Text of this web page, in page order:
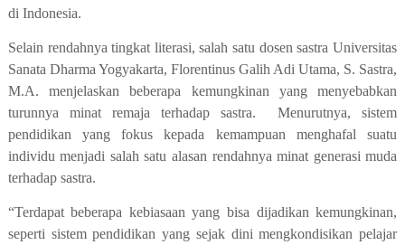
di Indonesia.
Selain rendahnya tingkat literasi, salah satu dosen sastra Universitas
Sanata Dharma Yogyakarta, Florentinus Galih Adi Utama, S. Sastra,
M.A. menjelaskan beberapa kemungkinan yang menyebabkan
turunnya minat remaja terhadap sastra.
Menurutnya, sistem
pendidikan yang fokus kepada kemampuan menghafal suatu
individu menjadi salah satu alasan rendahnya minat generasi muda
terhadap sastra.
“Terdapat beberapa kebiasaan yang bisa dijadikan kemungkinan,
seperti sistem pendidikan yang sejak dini mengkondisikan pelajar